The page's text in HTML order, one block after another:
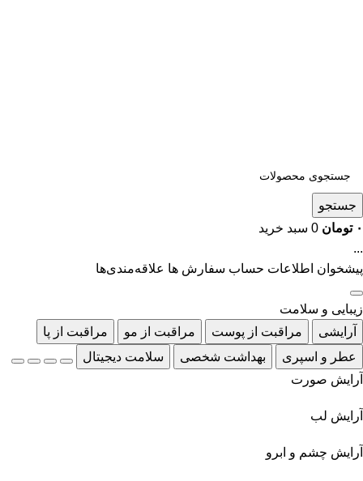
جستجو
۰ تومان 0 سبد خرید
...
پیشخوان اطلاعات حساب سفارش ها علاقه‌مندی‌ها
زیبایی و سلامت
آرایشی
مراقبت از پوست مراقبت از مو
مراقبت از پا
عطر و اسپری
بهداشت شخصی
سلامت دیجیتال
آرایش صورت
آرایش لب
آرایش چشم و ابرو